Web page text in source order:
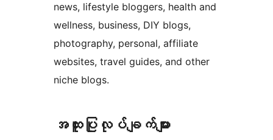
news, lifestyle bloggers, health and
wellness, business, DIY blogs,
photography, personal, affiliate
websites, travel guides, and other
niche blogs.
အ​ထူး​ပြု​လုပ်​ချက်​များ